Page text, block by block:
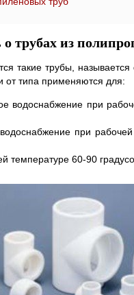
трубах из
такие трубы,
от типа применяются для:
водоснабжение при
при
температуре 60-90